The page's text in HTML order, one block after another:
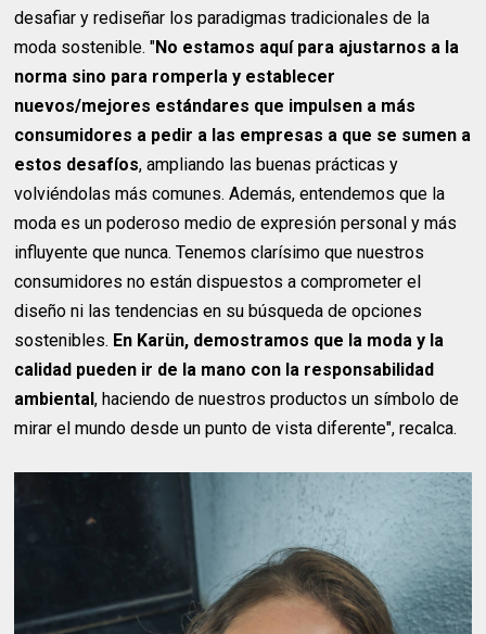
desafiar y rediseñar los paradigmas tradicionales de la
moda sostenible. "No estamos aquí para ajustarnos a la
norma sino para romperla y establecer
nuevos/mejores estándares que impulsen a más
consumidores a pedir a las empresas a que se sumen a
estos desafíos, ampliando las buenas prácticas y
volviéndolas más comunes. Además, entendemos que la
moda es un poderoso medio de expresión personal y más
influyente que nunca. Tenemos clarísimo que nuestros
consumidores no están dispuestos a comprometer el
diseño ni las tendencias en su búsqueda de opciones
sostenibles. En Karün, demostramos que la moda y la
calidad pueden ir de la mano con la responsabilidad
ambiental, haciendo de nuestros productos un símbolo de
mirar el mundo desde un punto de vista diferente", recalca.